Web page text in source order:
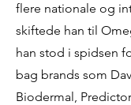
flere nationale og
skiftede han til
han stod i spidsen
bag brands som
Biodermal,